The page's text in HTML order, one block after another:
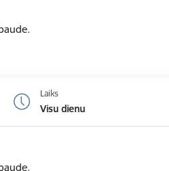
Laiks
Visu dienu